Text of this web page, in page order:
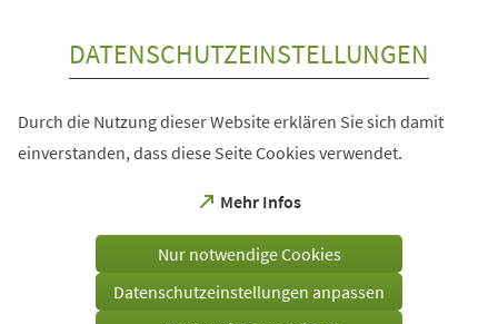
DATENSCHUTZEINSTELLUNGEN
Durch die Nutzung dieser Website erklären Sie sich damit
einverstanden, dass diese Seite Cookies verwendet.
Mehr Infos
(Öffnet
einem
Tab)
Nur notwendige Cookies
Datenschutzeinstellungen anpassen